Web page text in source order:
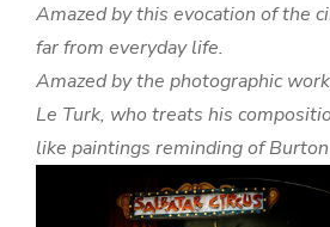
Amazed by this evocation of the
far from everyday life.
Amazed by the photographic
Le Turk, who treats his
like paintings reminding of Burton